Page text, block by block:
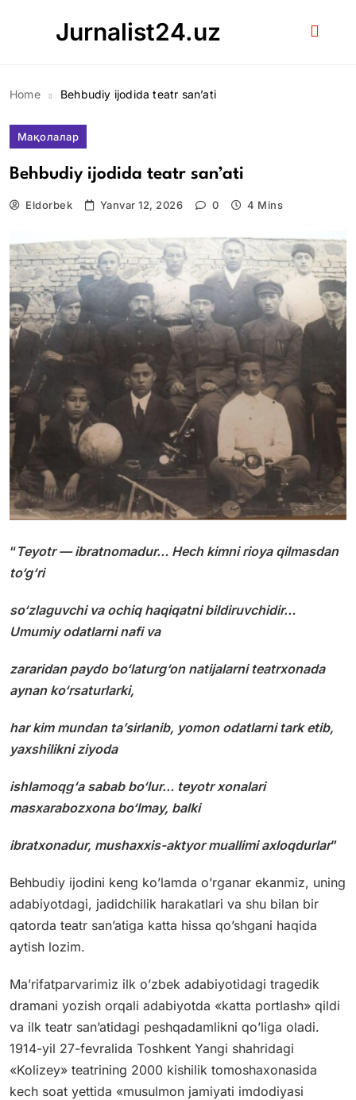
Jurnalist24.uz
Home Behbudiy ijodida teatr san’ati
Мақолалар
Behbudiy ijodida teatr san’ati
Eldorbek Yanvar 12, 2026 0 4 Mins
“Teyotr — ibratnomadur… Hech kimni rioya qilmasdan
to‘g‘ri
so‘zlaguvchi va ochiq haqiqatni bildiruvchidir…
Umumiy odatlarni nafi va
zararidan paydo bo‘laturg‘on natijalarni teatrxonada
aynan ko‘rsaturlarki,
har kim mundan ta’sirlanib, yomon odatlarni tark etib,
yaxshilikni ziyoda
ishlamoqg‘a sabab bo‘lur… teyotr xonalari
masxarabozxona bo‘lmay, balki
ibratxonadur, mushaxxis-aktyor muallimi axloqdurlar”
Behbudiy ijodini keng ko’lamda o’rganar ekanmiz, uning
adabiyotdagi, jadidchilik harakatlari va shu bilan bir
qatorda teatr san’atiga katta hissa qo’shgani haqida
aytish lozim.
Ma’rifatparvarimiz ilk o’zbek adabiyotidagi tragedik
dramani yozish orqali adabiyotda «katta portlash» qildi
va ilk teatr san’atidagi peshqadamlikni qo’liga oladi.
1914-yil 27-fevralida Toshkent Yangi shahridagi
«Kolizey» teatrining 2000 kishilik tomoshaxonasida
kech soat yettida «musulmon jamiyati imdodiyasi